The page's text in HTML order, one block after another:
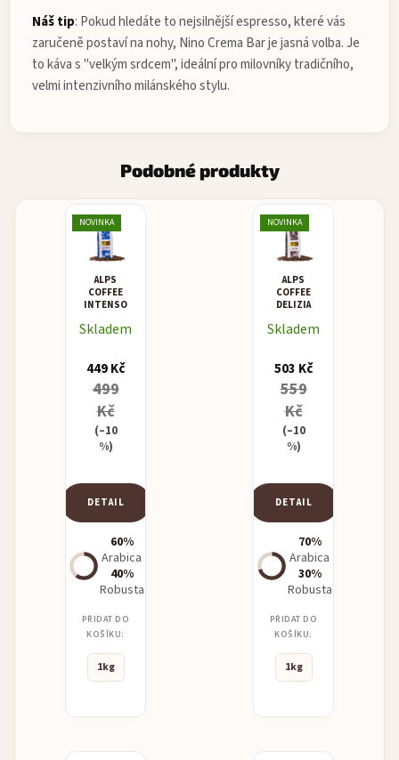
Náš tip: Pokud hledáte to nejsilnější espresso, které vás
zaručeně postaví na nohy, Nino Crema Bar je jasná volba. Je
to káva s "velkým srdcem", ideální pro milovníky tradičního,
velmi intenzivního milánského stylu.
Podobné produkty
NOVINKA
ALPS
COFFEE
INTENSO
Skladem
449 Kč
499
Kč
(–10
%)
DETAIL
60%
Arabica
40%
Robusta
PŘIDAT DO
KOŠÍKU:
1kg
NOVINKA
ALPS
COFFEE
DELIZIA
Skladem
503 Kč
559
Kč
(–10
%)
DETAIL
70%
Arabica
30%
Robusta
PŘIDAT DO
KOŠÍKU:
1kg